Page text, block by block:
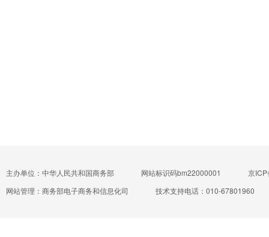
主办单位：中华人民共和国商务部 网站标识码bm22000001
京
网站管理：商务部电子商务和信息化司
技术支持电话：010-67801960